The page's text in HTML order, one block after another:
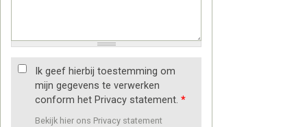
Ik geef hierbij toestemming om
mijn gegevens te verwerken
conform het Privacy statement. *
Bekijk hier ons Privacy statement